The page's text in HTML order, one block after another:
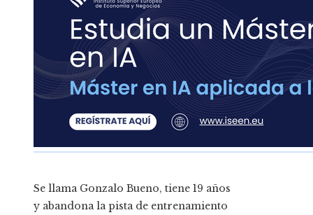
Se llama Gonzalo Bueno, tiene 19 años
y abandona la pista de entrenamiento